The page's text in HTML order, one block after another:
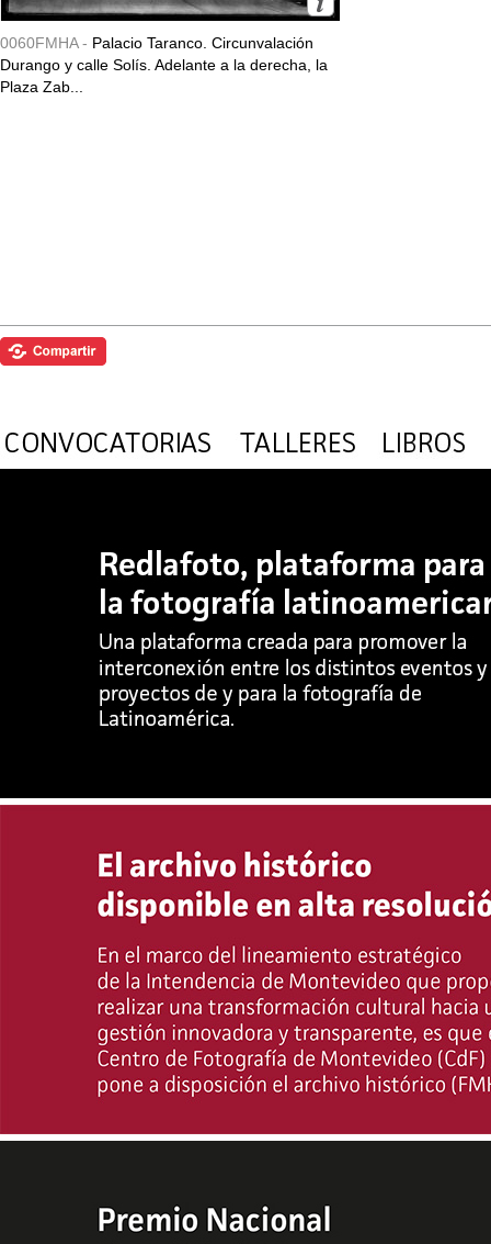
0060FMHA - Palacio Taranco. Circunvalación
Durango y calle Solís. Adelante a la derecha, la
Plaza Zab...